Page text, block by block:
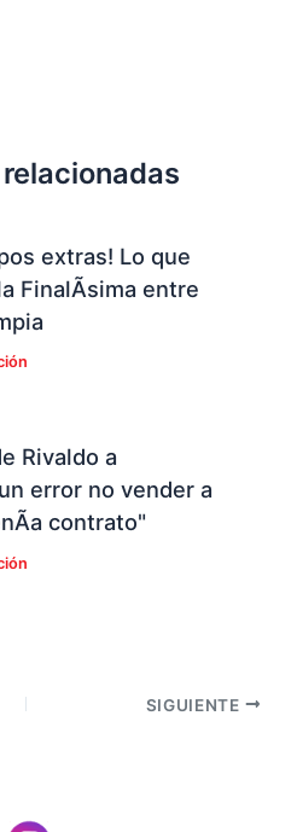
extras! Lo que
FinalÃ­sima entre
Rivaldo a
error no vender a
contrato"
SIGUIENTE